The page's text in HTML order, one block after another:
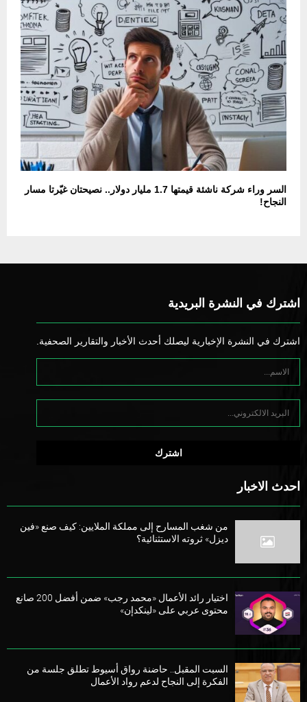
السر وراء شركة ناشئة قيمتها 1.7 مليار دولار.. نصيحتان غيّرتا مسار
النجاح!
اشترك في النشرة البريدية
اشترك في النشرة الإخبارية ليصلك أحدث الأخبار والتقارير الصحفية.
احدث الاخبار
من شغب المسارح إلى مملكة الملايين: كيف صنع «فين
ديزل» ثروته الاستثنائية؟
اختيار رائد الأعمال «محمد رجب» ضمن أفضل 200 صانع
محتوى عربي على «لينكدإن»
السبت المقبل.. حاضنة رواق أسيوط تطلق جلسة من
الفكرة إلى النجاح لدعم رواد الأعمال